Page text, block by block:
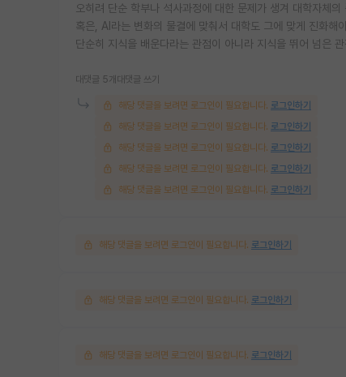
오히려 단순 학부나 석사과정에 대한 문제가 생겨 대학자체
혹은, AI라는 변화의 물결에 맞춰서 대학도 그에 맞게 진화해
단순히 지식을 배운다라는 관점이 아니라 지식을 뛰어 넘은
대댓글 5개 대댓글 쓰기
해당 댓글을 보려면 로그인이 필요합니다. 로그인하기
해당 댓글을 보려면 로그인이 필요합니다. 로그인하기
해당 댓글을 보려면 로그인이 필요합니다. 로그인하기
해당 댓글을 보려면 로그인이 필요합니다. 로그인하기
해당 댓글을 보려면 로그인이 필요합니다. 로그인하기
해당 댓글을 보려면 로그인이 필요합니다. 로그인하기
해당 댓글을 보려면 로그인이 필요합니다. 로그인하기
해당 댓글을 보려면 로그인이 필요합니다. 로그인하기